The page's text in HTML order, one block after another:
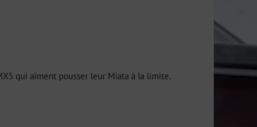
qui aiment pousser leur Miata à la limite.